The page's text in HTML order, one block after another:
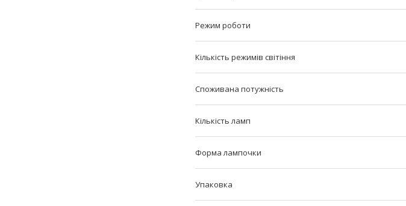
Режим роботи
Кількість режимів світіння
Споживана потужність
Кількість ламп
Форма лампочки
Упаковка